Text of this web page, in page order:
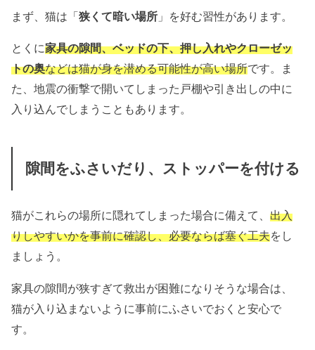
まず、猫は「狭くて暗い場所 」を好む習性があります。
とくに家具の隙間、ベッドの下、押し入れやクローゼッ
トの奥などは猫が身を潜める可能性が高い場所です。ま
た、地震の衝撃で開いてしまった戸棚や引き出しの中に
入り込んでしまうこともあります。
隙間をふさいだり、ストッパーを付ける
猫がこれらの場所に隠れてしまった場合に備えて、出入
りしやすいかを事前に確認し、必要ならば塞ぐ工夫をし
ましょう。
家具の隙間が狭すぎて救出が困難になりそうな場合は、
猫が入り込まないように事前にふさいでおくと安心で
す。